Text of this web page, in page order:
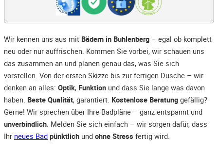
Wir kennen uns aus mit Bädern in Buhlenberg – egal ob komplett
neu oder nur auffrischen. Kommen Sie vorbei, wir schauen uns
das zusammen an und planen genau das, was Sie sich
vorstellen. Von der ersten Skizze bis zur fertigen Dusche – wir
denken an alles: Optik, Funktion und dass Sie lange was davon
haben. Beste Qualität, garantiert. Kostenlose Beratung gefällig?
Gerne! Wir sprechen über Ihre Badpläne – ganz entspannt und
unverbindlich. Melden Sie sich einfach – wir sorgen dafür, dass
Ihr neues Bad pünktlich und ohne Stress fertig wird.